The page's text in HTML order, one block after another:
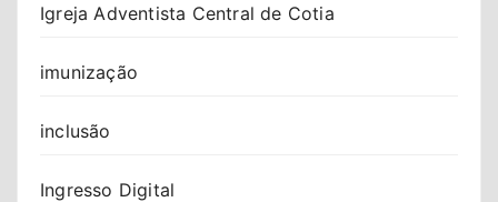
Igreja Adventista Central de Cotia
imunização
inclusão
Ingresso Digital